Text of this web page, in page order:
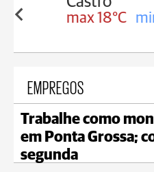
18°C
EMPREGOS
Trabalhe como
em Ponta Grossa;
segunda